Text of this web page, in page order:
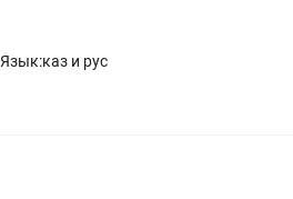
Нужен актеры и актрисы для детского спектакля Возраст от 18-27 лет Язык:каз и рус